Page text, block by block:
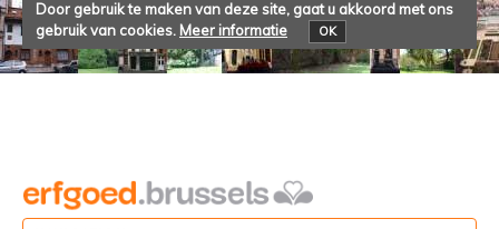
Door gebruik te maken van deze site, gaat u akkoord met ons
gebruik van cookies. Meer informatie OK